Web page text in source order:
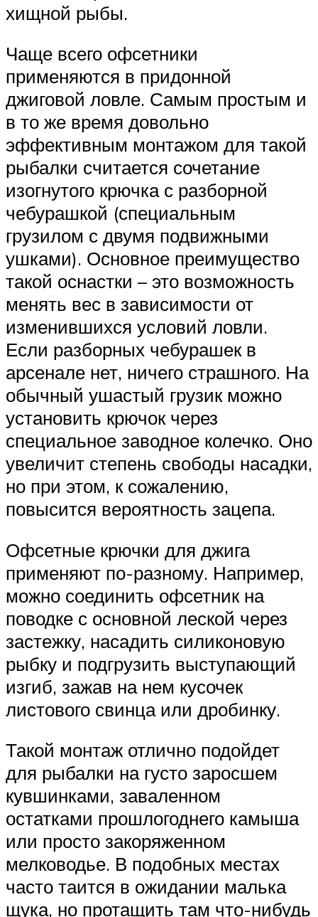
хищной рыбы.
Чаще всего офсетники
применяются в придонной
джиговой ловле. Самым простым и
в то же время довольно
эффективным монтажом для такой
рыбалки считается сочетание
изогнутого крючка с разборной
чебурашкой (специальным
грузилом с двумя подвижными
ушками). Основное преимущество
такой оснастки – это возможность
менять вес в зависимости от
изменившихся условий ловли.
Если разборных чебурашек в
арсенале нет, ничего страшного. На
обычный ушастый грузик можно
установить крючок через
специальное заводное колечко. Оно
увеличит степень свободы насадки,
но при этом, к сожалению,
повысится вероятность зацепа.
Офсетные крючки для джига
применяют по-разному. Например,
можно соединить офсетник на
поводке с основной леской через
застежку, насадить силиконовую
рыбку и подгрузить выступающий
изгиб, зажав на нем кусочек
листового свинца или дробинку.
Такой монтаж отлично подойдет
для рыбалки на густо заросшем
кувшинками, заваленном
остатками прошлогоднего камыша
или просто закоряженном
мелководье. В подобных местах
часто таится в ожидании малька
щука, но протащить там что-нибудь